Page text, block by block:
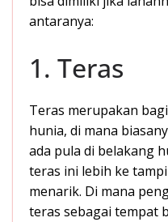
antaranya:
1. Teras
Teras merupakan
hunia, di mana
ada pula di belakang
teras ini lebih ke
menarik. Di mana
teras sebagai tempat